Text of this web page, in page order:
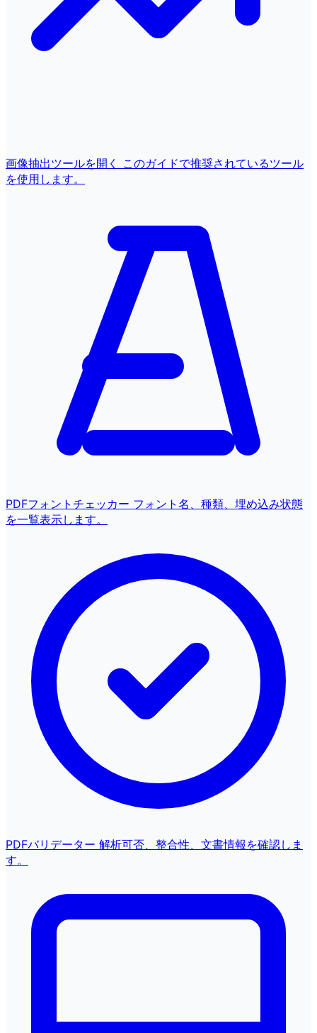
画像抽出ツールを開く
このガイドで推奨されているツール
を使用します。
PDFフォントチェッカー フォント名、種類、埋め込み状態
を一覧表示します。
PDFバリデーター 解析可否、整合性、文書情報を確認しま
す。